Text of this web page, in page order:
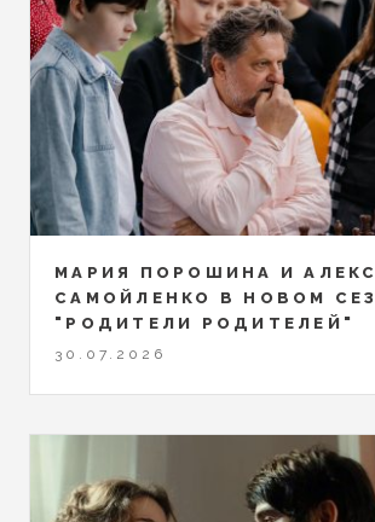
МАРИЯ ПОРОШИНА И
САМОЙЛЕНКО В НОВОМ
"РОДИТЕЛИ РОДИТЕЛЕЙ"
30.07.2026